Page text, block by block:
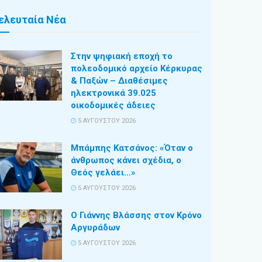
Νέα
Στην ψηφιακή εποχή το
πολεοδομικό αρχείο Κέρκυρας
& Παξών – Διαθέσιμες
ηλεκτρονικά 39.025
οικοδομικές άδειες
5 ΑΥΓΟΎΣΤΟΥ 2026
Μπάμπης Κατσάνος: «Όταν ο
άνθρωπος κάνει σχέδια, ο
Θεός γελάει…»
5 ΑΥΓΟΎΣΤΟΥ 2026
Ο Γιάννης Βλάσσης στον Κρόνο
Αργυράδων
5 ΑΥΓΟΎΣΤΟΥ 2026